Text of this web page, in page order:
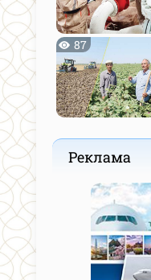
87
Реклама